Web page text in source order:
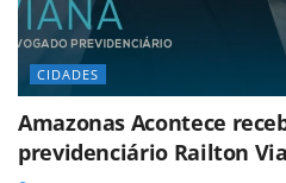
CIDADES
Amazonas Acontece
previdenciário Railton